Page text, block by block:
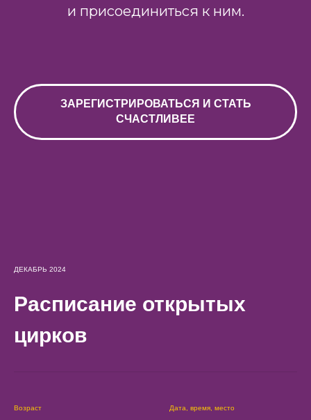
и присоединиться к ним.
ЗАРЕГИСТРИРОВАТЬСЯ И СТАТЬ
СЧАСТЛИВЕЕ
ДЕКАБРЬ 2024
Расписание открытых
цирков
Возраст Дата, время, место